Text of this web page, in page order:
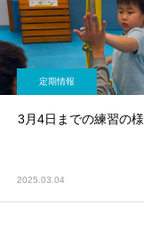
新規会員様募
定期情報
3月4日までの練習の
2025.03.04